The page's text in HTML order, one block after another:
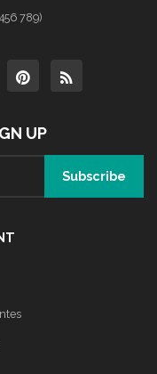
789)
UP